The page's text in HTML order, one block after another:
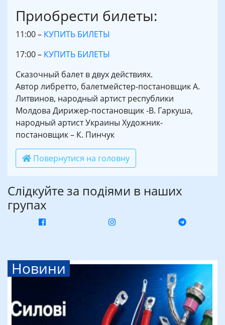
Приобрести билеты:
11:00 – КУПИТЬ БИЛЕТЫ
17:00 – КУПИТЬ БИЛЕТЫ
Сказочный балет в двух действиях.
Автор либретто, балетмейстер-постановщик А.
Литвинов, народный артист республики
Молдова Дирижер-постановщик -В. Гаркуша,
народный артист Украины Художник-
постановщик – К. Пинчук
Повернутися на головну
Слідкуйте за подіями в наших
групах
Новини